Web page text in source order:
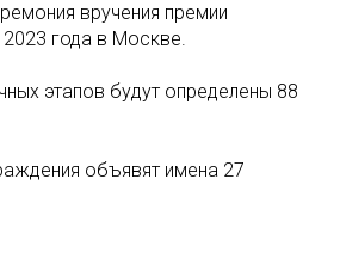
вручения премии
2023 года в Москве.
этапов будут определены 88
объявят имена 27